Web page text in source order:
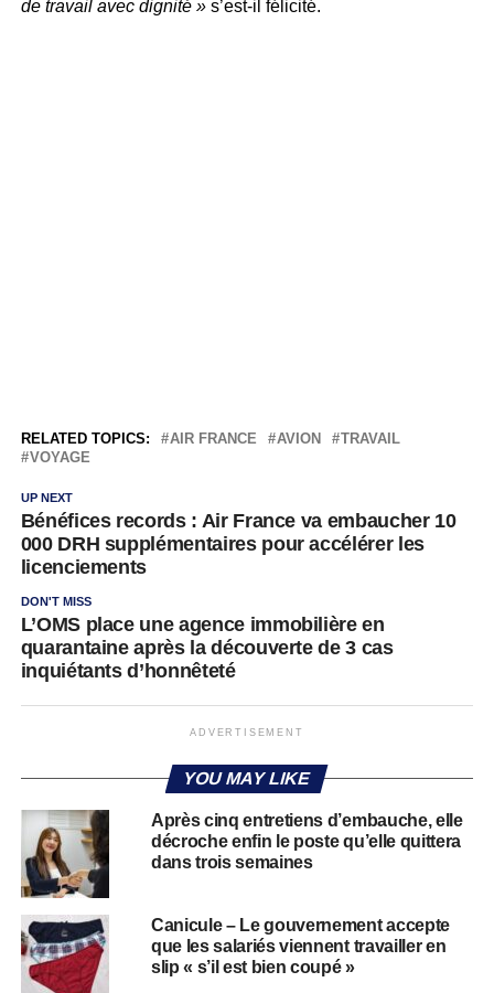
de travail avec dignité »s’est-il félicité.
RELATED TOPICS: AIR FRANCE AVION
TRAVAIL
VOYAGE
UP NEXT
Bénéfices records : Air France va embaucher 10
000 DRH supplémentaires pour accélérer les
licenciements
DON'T MISS
L’OMS place une agence immobilière en
quarantaine après la découverte de 3 cas
inquiétants d’honnêteté
ADVERTISEMENT
YOU MAY LIKE
Après cinq entretiens d’embauche, elle
décroche enfin le poste qu’elle quittera
dans trois semaines
Canicule – Le gouvernement accepte
que les salariés viennent travailler en
slip « s’il est bien coupé »